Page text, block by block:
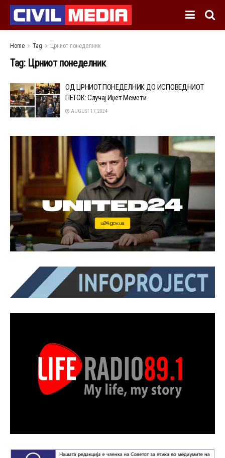
Home Tag Црниот понеделник
Tag: Црниот понеделник
ОД ЦРНИОТ ПОНЕДЕЛНИК ДО ИСПОВЕДНИОТ
ПЕТОК: Случај Иџет Мемети
AUGUST 17, 2024